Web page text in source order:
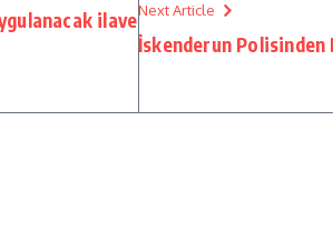
ilaveNext Article
İskenderun Polisinden